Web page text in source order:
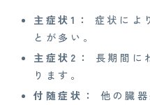
主症状1：
症状によ
とが多い。
主症状2：
長期間に
ります。
付随症状：
他の臓